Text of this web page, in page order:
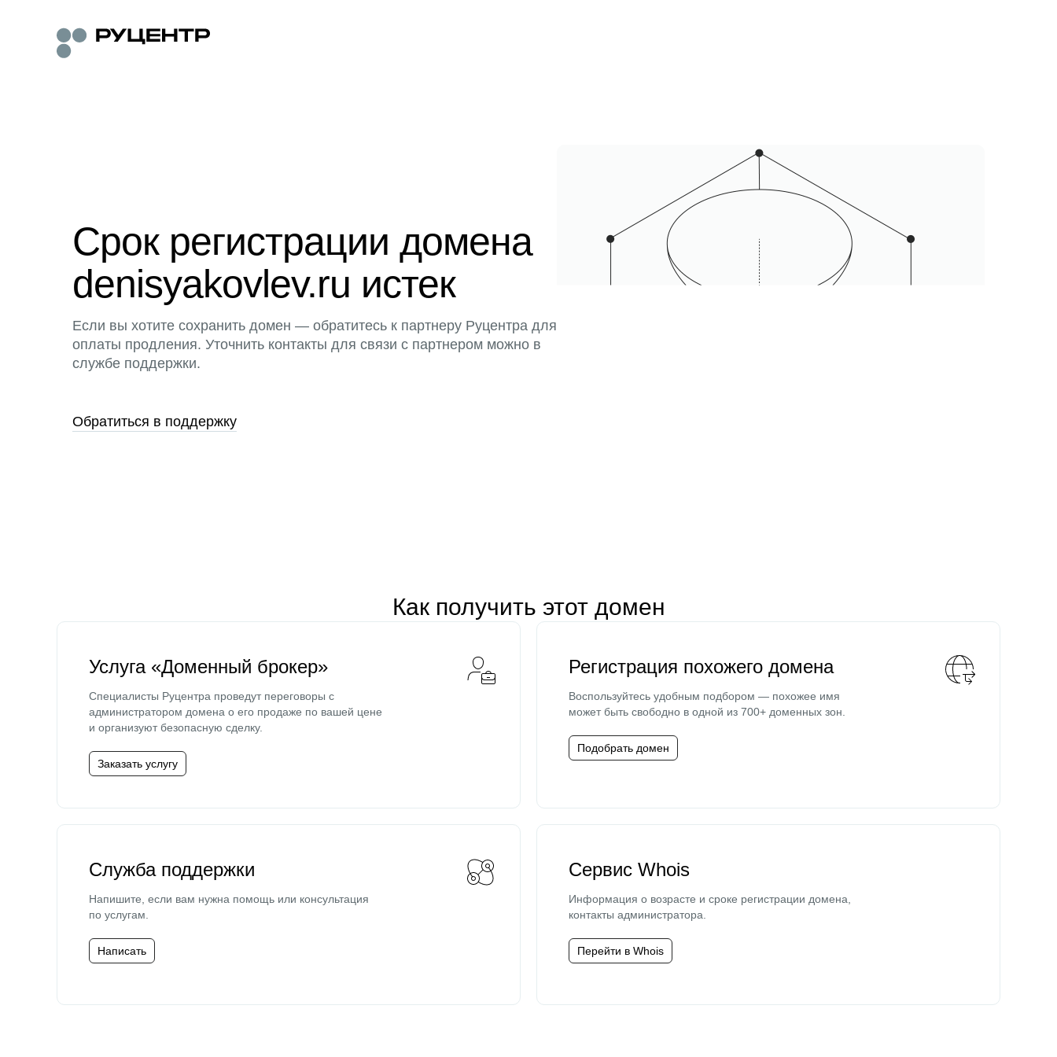
Срок регистрации домена
denisyakovlev.ru истек
Если вы хотите сохранить домен — обратитесь к партнеру Руцентра для
оплаты продления. Уточнить контакты для связи с партнером можно в
службе поддержки.
Обратиться в поддержку
Как получить этот домен
Услуга «Доменный брокер»
Специалисты Руцентра проведут переговоры с
администратором домена о его продаже по вашей цене
и организуют безопасную сделку.
Заказать услугу
Регистрация похожего домена
Воспользуйтесь удобным подбором — похожее имя
может быть свободно в одной из 700+ доменных зон.
Подобрать домен
Служба поддержки
Напишите, если вам нужна помощь или консультация
по услугам.
Написать
Сервис Whois
Информация о возрасте и сроке регистрации домена,
контакты администратора.
Перейти в Whois